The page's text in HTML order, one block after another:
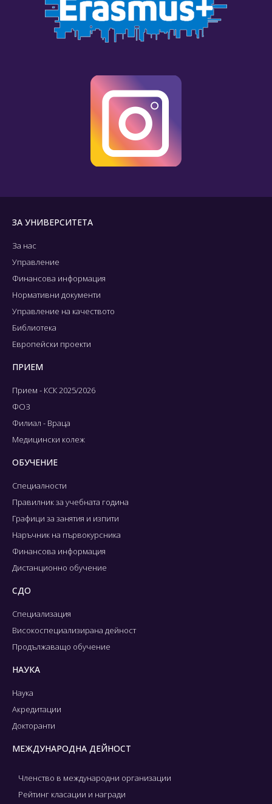
ЗА УНИВЕРСИТЕТА
За нас
Управление
Финансова информация
Нормативни документи
Управление на качеството
Библиотека
Европейски проекти
ПРИЕМ
Прием - КСК 2025/2026
ФОЗ
Филиал - Враца
Медицински колеж
ОБУЧЕНИЕ
Специалности
Правилник за учебната година
Графици за занятия и изпити
Наръчник на първокурсника
Финансова информация
Дистанционно обучение
СДО
Специализация
Високоспециализирана дейност
Продължаващо обучение
НАУКА
Наука
Акредитации
Докторанти
МЕЖДУНАРОДНА ДЕЙНОСТ
Членство в международни организации
Рейтинг класации и награди